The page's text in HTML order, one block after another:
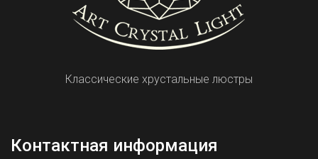
Классические хрустальные люстры
Контактная информация